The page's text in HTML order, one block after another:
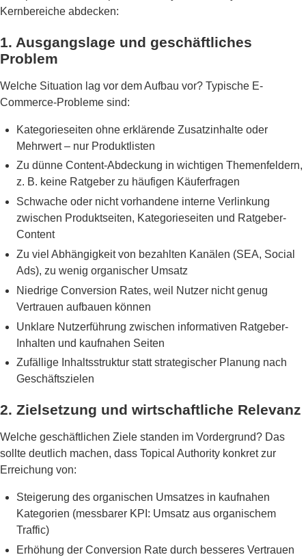
Kernbereiche abdecken:
1. Ausgangslage und geschäftliches
Problem
Welche Situation lag vor dem Aufbau vor? Typische E-
Commerce-Probleme sind:
Kategorieseiten ohne erklärende Zusatzinhalte oder
Mehrwert – nur Produktlisten
Zu dünne Content-Abdeckung in wichtigen Themenfeldern,
z. B. keine Ratgeber zu häufigen Käuferfragen
Schwache oder nicht vorhandene interne Verlinkung
zwischen Produktseiten, Kategorieseiten und Ratgeber-
Content
Zu viel Abhängigkeit von bezahlten Kanälen (SEA, Social
Ads), zu wenig organischer Umsatz
Niedrige Conversion Rates, weil Nutzer nicht genug
Vertrauen aufbauen können
Unklare Nutzerführung zwischen informativen Ratgeber-
Inhalten und kaufnahen Seiten
Zufällige Inhaltsstruktur statt strategischer Planung nach
Geschäftszielen
2. Zielsetzung und wirtschaftliche Relevanz
Welche geschäftlichen Ziele standen im Vordergrund? Das
sollte deutlich machen, dass Topical Authority konkret zur
Erreichung von:
Steigerung des organischen Umsatzes in kaufnahen
Kategorien (messbarer KPI: Umsatz aus organischem
Traffic)
Erhöhung der Conversion Rate durch besseres Vertrauen